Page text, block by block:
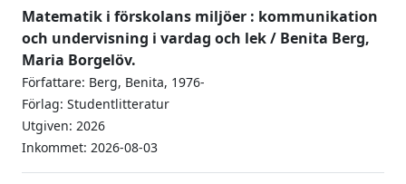
Matematik i förskolans miljöer : kommunikation
och undervisning i vardag och lek / Benita Berg,
Maria Borgelöv.
Författare: Berg, Benita, 1976-
Förlag: Studentlitteratur
Utgiven: 2026
Inkommet: 2026-08-03